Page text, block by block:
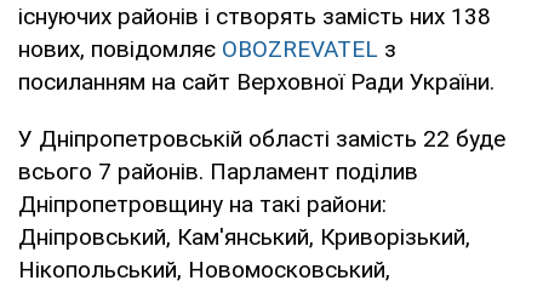
існуючих районів і створять замість них 138
нових, повідомляє OBOZREVATEL з
посиланням на сайт Верховної Ради України.
У Дніпропетровській області замість 22 буде
всього 7 районів. Парламент поділив
Дніпропетровщину на такі райони:
Дніпровський, Кам'янський, Криворізький,
Нікопольський, Новомосковський,